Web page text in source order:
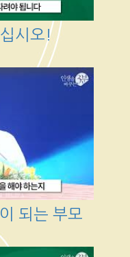
시오!
되는 부모